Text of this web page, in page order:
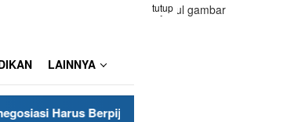
tutup
LAINNYA
pada Keberanian Hukum?